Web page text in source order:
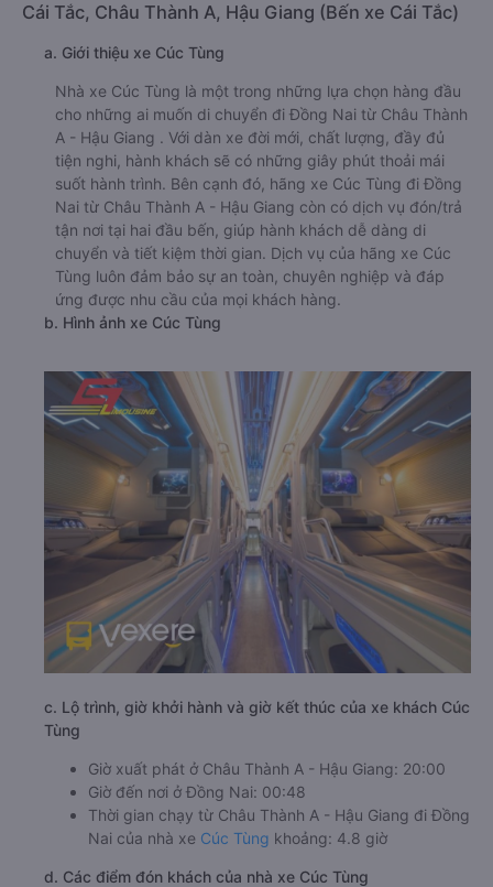
Cái Tắc, Châu Thành A, Hậu Giang (Bến xe Cái Tắc)
a. Giới thiệu xe Cúc Tùng
Nhà xe Cúc Tùng là một trong những lựa chọn hàng đầu
cho những ai muốn di chuyển đi Đồng Nai từ Châu Thành
A - Hậu Giang . Với dàn xe đời mới, chất lượng, đầy đủ
tiện nghi, hành khách sẽ có những giây phút thoải mái
suốt hành trình. Bên cạnh đó, hãng xe Cúc Tùng đi Đồng
Nai từ Châu Thành A - Hậu Giang còn có dịch vụ đón/trả
tận nơi tại hai đầu bến, giúp hành khách dễ dàng di
chuyển và tiết kiệm thời gian. Dịch vụ của hãng xe Cúc
Tùng luôn đảm bảo sự an toàn, chuyên nghiệp và đáp
ứng được nhu cầu của mọi khách hàng.
b. Hình ảnh xe Cúc Tùng
c. Lộ trình, giờ khởi hành và giờ kết thúc của xe khách Cúc
Tùng
Giờ xuất phát ở Châu Thành A - Hậu Giang: 20:00
Giờ đến nơi ở Đồng Nai: 00:48
Thời gian chạy từ Châu Thành A - Hậu Giang đi Đồng
Nai của nhà xe Cúc Tùng khoảng: 4.8 giờ
d. Các điểm đón khách của nhà xe Cúc Tùng